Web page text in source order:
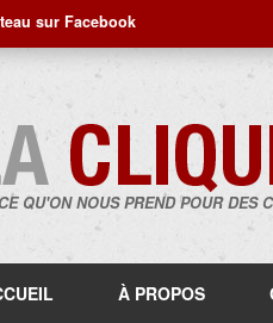
sur Facebook
QU'ON NOUS PREND POUR DES
À PROPOS